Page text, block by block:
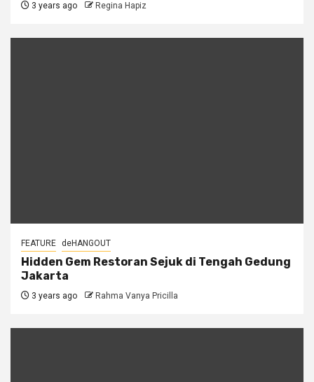
3 years ago Regina Hapiz
FEATURE deHANGOUT
Hidden Gem Restoran Sejuk di Tengah Gedung
Jakarta
3 years ago Rahma Vanya Pricilla